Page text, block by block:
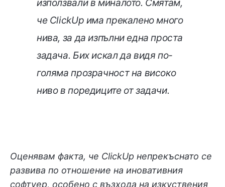
използвали в миналото. Смятам,
че ClickUp има прекалено много
нива, за да изпълни една проста
задача. Бих искал да видя по-
голяма прозрачност на високо
ниво в поредиците от задачи.
Оценявам факта, че ClickUp непрекъснато се
развива по отношение на иновативния
софтуер, особено с възхода на изкуствения